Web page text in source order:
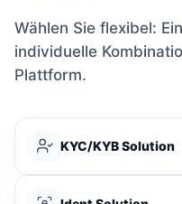
Wählen Sie flexibel:
individuelle
Plattform.
KYC/KYB Solution